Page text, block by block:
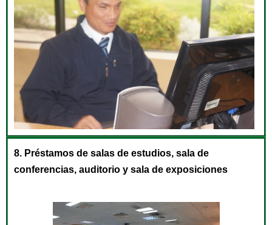
8. Préstamos de salas de estudios, sala de
conferencias, auditorio y sala de exposiciones